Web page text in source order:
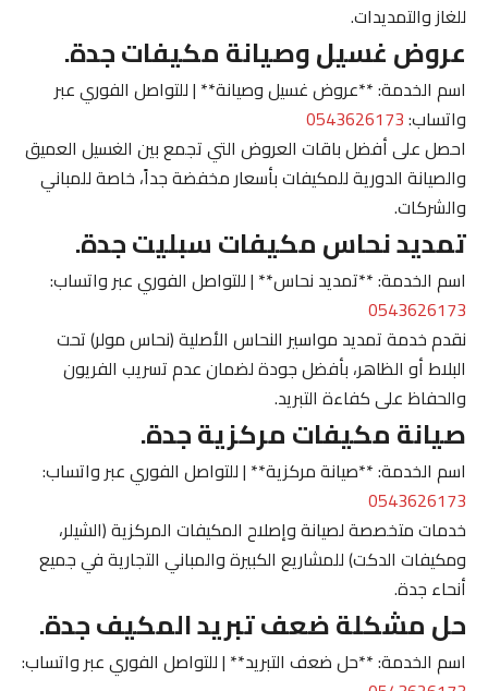
للغاز والتمديدات.
عروض غسيل وصيانة مكيفات جدة.
اسم الخدمة: **عروض غسيل وصيانة** | للتواصل الفوري عبر
واتساب:0543626173
احصل على أفضل باقات العروض التي تجمع بين الغسيل العميق
والصيانة الدورية للمكيفات بأسعار مخفضة جداً، خاصة للمباني
والشركات.
تمديد نحاس مكيفات سبليت جدة.
اسم الخدمة: **تمديد نحاس** | للتواصل الفوري عبر واتساب:
0543626173
نقدم خدمة تمديد مواسير النحاس الأصلية (نحاس مولر) تحت
البلاط أو الظاهر، بأفضل جودة لضمان عدم تسريب الفريون
والحفاظ على كفاءة التبريد.
صيانة مكيفات مركزية جدة.
اسم الخدمة: **صيانة مركزية** | للتواصل الفوري عبر واتساب:
0543626173
خدمات متخصصة لصيانة وإصلاح المكيفات المركزية (الشيلر،
ومكيفات الدكت) للمشاريع الكبيرة والمباني التجارية في جميع
أنحاء جدة.
حل مشكلة ضعف تبريد المكيف جدة.
اسم الخدمة: **حل ضعف التبريد** | للتواصل الفوري عبر واتساب: